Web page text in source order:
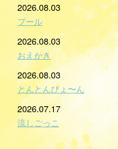
2026.08.03
プール
2026.08.03
おえかき
2026.08.03
とんとんびょ〜ん
2026.07.17
流しごっこ